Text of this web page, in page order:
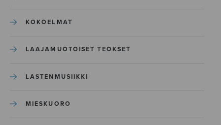
KOKOELMAT
LAAJAMUOTOISET TEOKSET
LASTENMUSIIKKI
MIESKUORO